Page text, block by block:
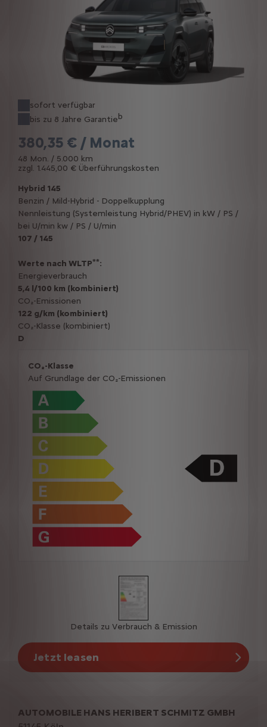
sofort verfügbar
bis zu 8 Jahre Garantieb
380,35 € / Monat
48 Mon. / 5.000 km
zzgl. 1.445,00 € Überführungskosten
Hybrid 145
Benzin / Mild-Hybrid - Doppelkupplung
Nennleistung (Systemleistung Hybrid/PHEV) in kW / PS /
bei U/min kw / PS / U/min
107 / 145
Werte nach WLTP**:
Energieverbrauch
5,4 l/100 km (kombiniert)
CO₂-Emissionen
122 g/km (kombiniert)
CO₂-Klasse (kombiniert)
D
CO₂-Klasse
Auf Grundlage der CO₂-Emissionen
Details zu Verbrauch & Emission
Jetzt leasen
AUTOMOBILE HANS HERIBERT SCHMITZ GMBH